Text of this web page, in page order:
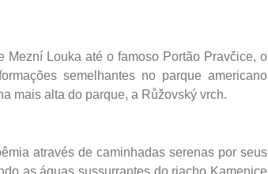
Louka até o famoso Portão Pravčice, o
semelhantes no parque americano
mais alta do parque, a Růžovský vrch.
através de caminhadas serenas por seus